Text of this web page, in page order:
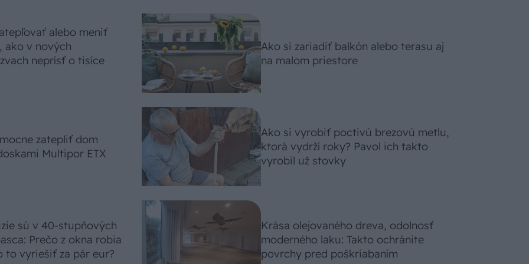
alebo meniť
ako v nových
neprísť o tisíce
zatepliť dom
Multipor ETX
sú v 40-stupňových
Prečo z okna robia
to vyriešiť za pár eur?
Ako si zariadiť balkón alebo terasu aj
na malom priestore
Ako si vyrobiť poctivú brezovú metlu,
ktorá vydrží roky? Pavol ich takto
vyrobil už stovky
Krása olejovaného dreva, odolnosť
moderného laku: Takto ochránite
povrchy pred poškriabaním